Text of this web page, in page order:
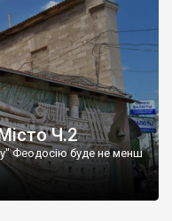
Ч.2
Феодосію буде не менш